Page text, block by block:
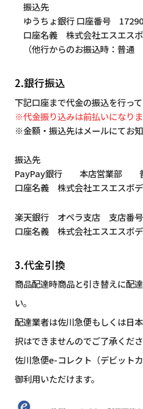
振込先
ゆうちょ銀行 口座番号
口座名義 株式会社エスエス
（他行からのお振込時：普
2.銀行振込
下記口座まで代金の振込を行っ
※代金振り込みは前払いになりま
※金額・振込先はメールにてお知
振込先
PayPay銀行 本店営業部
口座名義 株式会社エスエス
楽天銀行 オペラ支店 支店
口座名義 株式会社エスエスボ
3.代金引換
商品配達時商品と引き替えに配
い。
配達業者は佐川急便もしくは日
択はできませんのでご了承くださ
佐川急便e-コレクト（デビット
御利用いただけます。